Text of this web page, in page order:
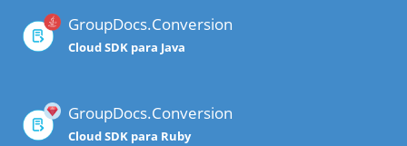
GroupDocs.Conversion
Cloud SDK para Java
GroupDocs.Conversion
Cloud SDK para Ruby